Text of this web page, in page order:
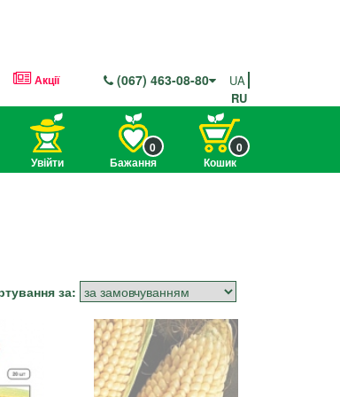
Акції (067) 463-08-80
UA
RU
Увійти Бажання
0
Кошик
0
за: